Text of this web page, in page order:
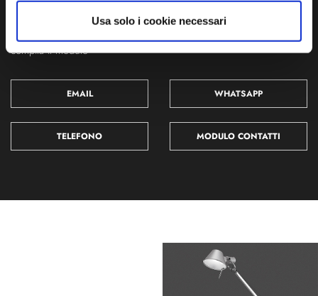
Usa solo i cookie necessari
Ti servono maggiori informazioni?
compila il modulo
EMAIL WHATSAPP
TELEFONO MODULO CONTATTI